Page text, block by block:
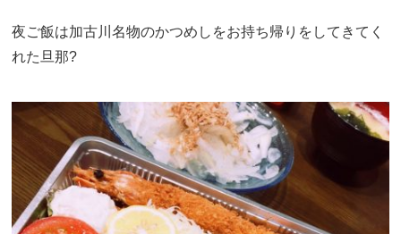
夜ご飯は加古川名物のかつめしをお持ち帰りをしてきてく
れた旦那?